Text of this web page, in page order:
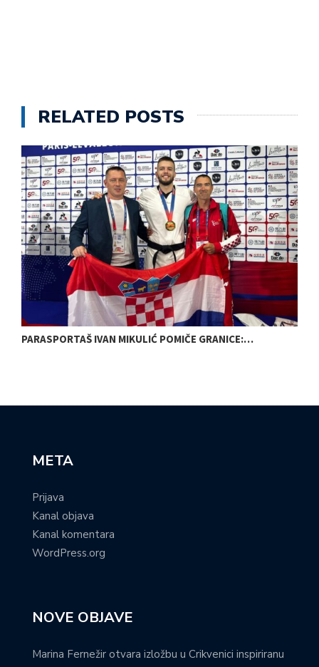
RELATED POSTS
PARASPORTAŠ IVAN MIKULIĆ POMIČE GRANICE:…
META
Prijava
Kanal objava
Kanal komentara
WordPress.org
NOVE OBJAVE
Marina Fernežir otvara izložbu u Crikvenici inspiriranu